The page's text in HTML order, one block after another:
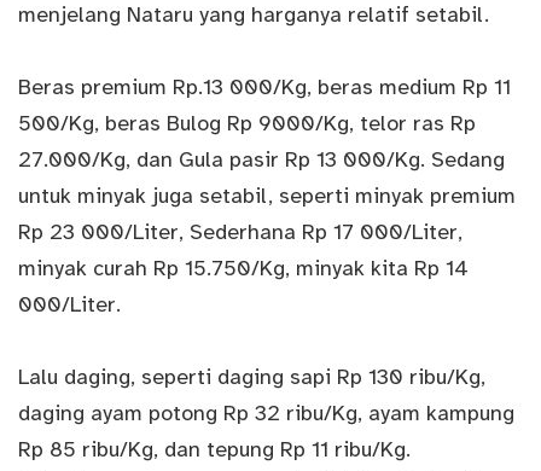
menjelang Nataru yang harganya relatif setabil.
Beras premium Rp.13 000/Kg, beras medium Rp 11
500/Kg, beras Bulog Rp 9000/Kg, telor ras Rp
27.000/Kg, dan Gula pasir Rp 13 000/Kg. Sedang
untuk minyak juga setabil, seperti minyak premium
Rp 23 000/Liter, Sederhana Rp 17 000/Liter,
minyak curah Rp 15.750/Kg, minyak kita Rp 14
000/Liter.
Lalu daging, seperti daging sapi Rp 130 ribu/Kg,
daging ayam potong Rp 32 ribu/Kg, ayam kampung
Rp 85 ribu/Kg, dan tepung Rp 11 ribu/Kg.